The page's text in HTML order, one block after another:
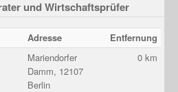
und Wirtschaftsprüfer
Adresse
Entfernung
Mariendorfer
Damm, 12107
Berlin
0 km